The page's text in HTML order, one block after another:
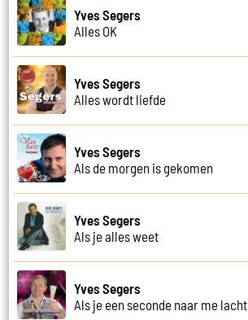
Yves Segers
Alles OK
Yves Segers
Alles wordt liefde
Yves Segers
Als de morgen is gekomen
Yves Segers
Als je alles weet
Yves Segers
Als je een seconde naar me lacht